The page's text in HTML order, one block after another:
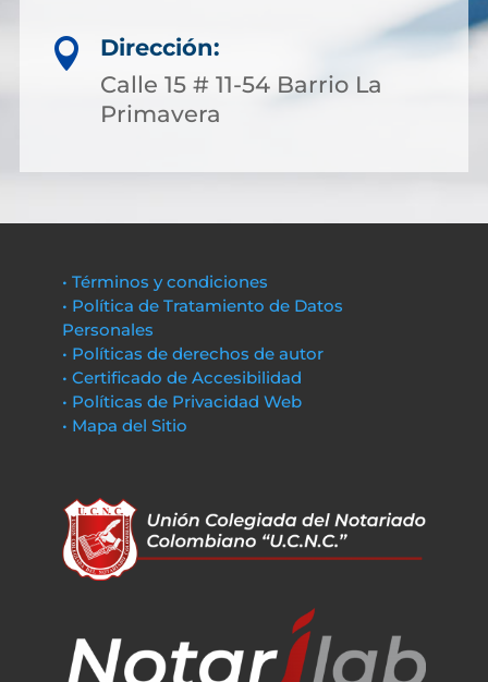

Dirección:
Calle 15 # 11-54 Barrio La
Primavera
• Términos y condiciones
• Política de Tratamiento de Datos
Personales
• Políticas de derechos de autor
• Certificado de Accesibilidad
• Políticas de Privacidad Web
• Mapa del Sitio